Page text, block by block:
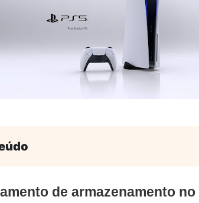
de armazenamento no